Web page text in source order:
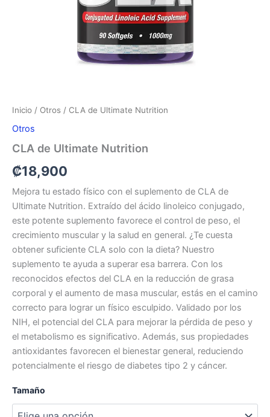
Inicio / Otros / CLA de Ultimate Nutrition
Otros
CLA de Ultimate Nutrition
₡18,900
Mejora tu estado físico con el suplemento de CLA de
Ultimate Nutrition. Extraído del ácido linoleico conjugado,
este potente suplemento favorece el control de peso, el
crecimiento muscular y la salud en general. ¿Te cuesta
obtener suficiente CLA solo con la dieta? Nuestro
suplemento te ayuda a superar esa barrera. Con los
reconocidos efectos del CLA en la reducción de grasa
corporal y el aumento de masa muscular, estás en el camino
correcto para lograr un físico esculpido. Validado por los
NIH, el potencial del CLA para mejorar la pérdida de peso y
el metabolismo es significativo. Además, sus propiedades
antioxidantes favorecen el bienestar general, reduciendo
potencialmente el riesgo de diabetes tipo 2 y cáncer.
Tamaño